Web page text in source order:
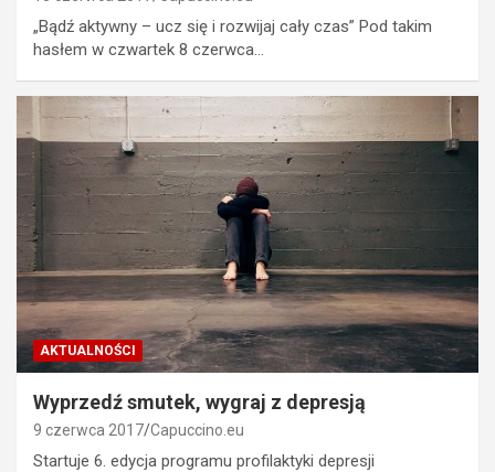
„Bądź aktywny – ucz się i rozwijaj cały czas” Pod takim
hasłem w czwartek 8 czerwca…
AKTUALNOŚCI
Wyprzedź smutek, wygraj z depresją
9 czerwca 2017 Capuccino.eu
Startuje 6. edycja programu profilaktyki depresji